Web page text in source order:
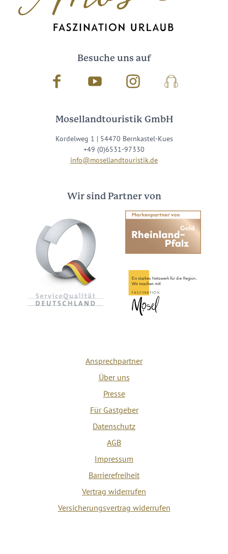
Besuche uns auf
Facebook Youtube InstagramPodcast
Mosellandtouristik GmbH
Kordelweg 1 | 54470 Bernkastel-Kues
+49 (0)6531-97330
info@mosellandtouristik.de
Wir sind Partner von
Ansprechpartner
Über uns
Presse
Für Gastgeber
Datenschutz
AGB
Impressum
Barrierefreiheit
Vertrag widerrufen
Versicherungsvertrag widerrufen